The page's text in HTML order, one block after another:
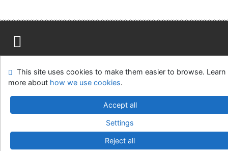
Feedback form
Cookie settings
Scientific Library of Central Bohemia in Kladno
©1993-2026IPACv.4.8.63a-Cosmotron Slovakia, s.r.o.
This site uses cookies to make them easier to browse. Learn
more about how we use cookies.
Accept all
Settings
Reject all